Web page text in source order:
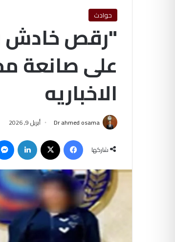
حوادث
"رقص خادش
على صانعة
الاخباريه
Dr ahmed osama أبريل 9, 2026
شاركها